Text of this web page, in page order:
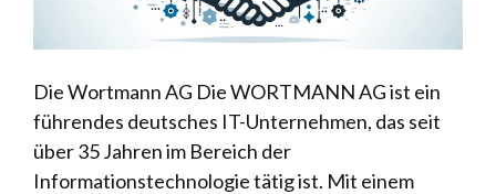
Die Wortmann AG Die WORTMANN AG ist ein
führendes deutsches IT-Unternehmen, das seit
über 35 Jahren im Bereich der
Informationstechnologie tätig ist. Mit einem